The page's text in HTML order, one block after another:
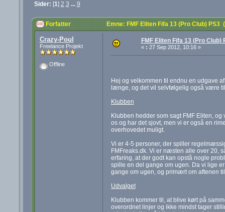
Sider: [1] 2 3 ... 9
Forfatter Emne: FMF Eliten Fifa 13 (Pro Club)
Crazy-Poul
Freelance Projekt
Offline
FMF Eliten Fifa 13 (Pro Club)
« : 27 Sep 2012, 10:16 »
Hej og velkommen til endnu en udgave
længe, og det vil selvfølgelig også være
Klubben
Klubben hedder som sagt FMF Eliten,
os og har det sjovt, men vi er også en
overhovedet muligt.
Vi er 4-5 personer, der spiller
FMFreaks.dk. Vi er næsten alle over 20,
erfaring, at der godt kan opstå nogle
spille en del gange om ugen. Da vi lige
gange om ugen, og primært om aftenen
Udvalget
Klubben kommer til, at blive kørt på
overordnet linjer og ikke mindst tager